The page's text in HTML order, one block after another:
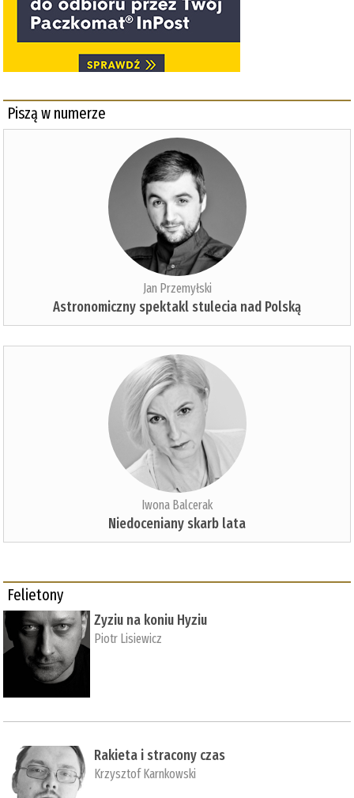
Piszą w numerze
Jan Przemyłski
Astronomiczny spektakl stulecia nad Polską
Iwona Balcerak
Niedoceniany skarb lata
Felietony
Zyziu na koniu Hyziu
Piotr Lisiewicz
Rakieta i stracony czas
Krzysztof Karnkowski